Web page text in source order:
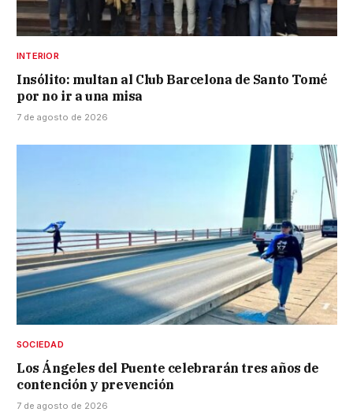
INTERIOR
Insólito: multan al Club Barcelona de Santo Tomé
por no ir a una misa
7 de agosto de 2026
SOCIEDAD
Los Ángeles del Puente celebrarán tres años de
contención y prevención
7 de agosto de 2026